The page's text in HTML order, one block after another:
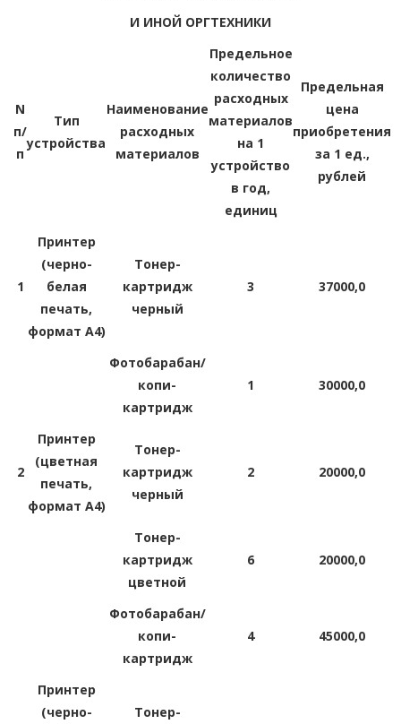
И ИНОЙ ОРГТЕХНИКИ
N
п/
п
Тип
устройства
Наименование
расходных
материалов
Предельное
количество
расходных
материалов
на 1
устройство
в год,
единиц
Предельная
цена
приобретения
за 1 ед.,
рублей
1
Принтер
(черно-
белая
печать,
формат A4)
Тонер-
картридж
черный
3 37000,0
Фотобарабан/
копи-
картридж
1 30000,0
2
Принтер
(цветная
печать,
формат A4)
Тонер-
картридж
черный
2 20000,0
Тонер-
картридж
цветной
6 20000,0
Фотобарабан/
копи-
картридж
4 45000,0
Принтер
(черно-
Тонер-